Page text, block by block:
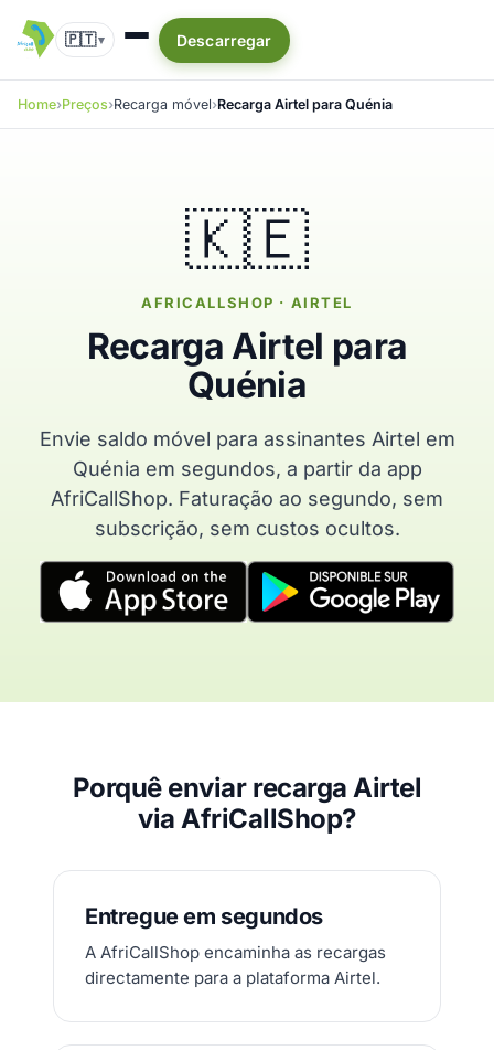
🇵🇹▾ Descarregar
Home Preços Recarga móvel Recarga Airtel para Quénia
🇰🇪
AFRICALLSHOP · AIRTEL
Recarga Airtel para
Quénia
Envie saldo móvel para assinantes Airtel em
Quénia em segundos, a partir da app
AfriCallShop. Faturação ao segundo, sem
subscrição, sem custos ocultos.
Porquê enviar recarga Airtel
via AfriCallShop?
Entregue em segundos
A AfriCallShop encaminha as recargas
directamente para a plataforma Airtel.